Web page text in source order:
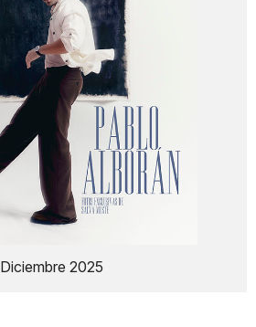
Diciembre 2025